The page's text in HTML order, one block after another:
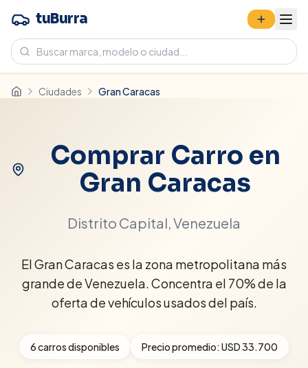
tuBurra
Ciudades Gran Caracas
Comprar Carro en
Gran Caracas
Distrito Capital, Venezuela
El Gran Caracas es la zona metropolitana más
grande de Venezuela. Concentra el 70% de la
oferta de vehículos usados del país.
6carros disponibles Precio promedio: USD 33.700